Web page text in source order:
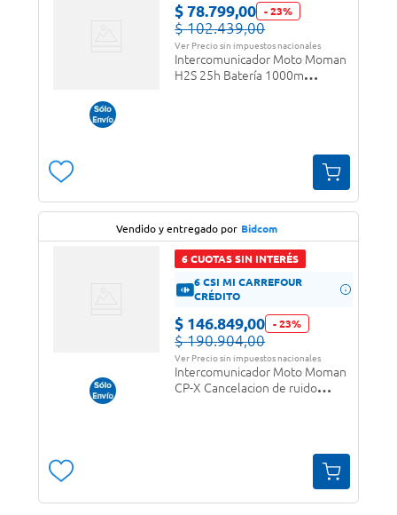
$ 78.799,00 -23%
$ 102.439,00
Ver Precio sin impuestos nacionales
Intercomunicador Moto Moman
H2S 25h Batería 1000m
Vendido y entregado por Bidcom
6 CUOTAS SIN INTERÉS
6 CSI MI CARREFOUR
CRÉDITO
$ 146.849,00 -23%
$ 190.904,00
Ver Precio sin impuestos nacionales
Intercomunicador Moto Moman
CP-X Cancelacion de ruido